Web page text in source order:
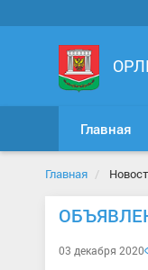
Главная
Главная
03 декабря 2020